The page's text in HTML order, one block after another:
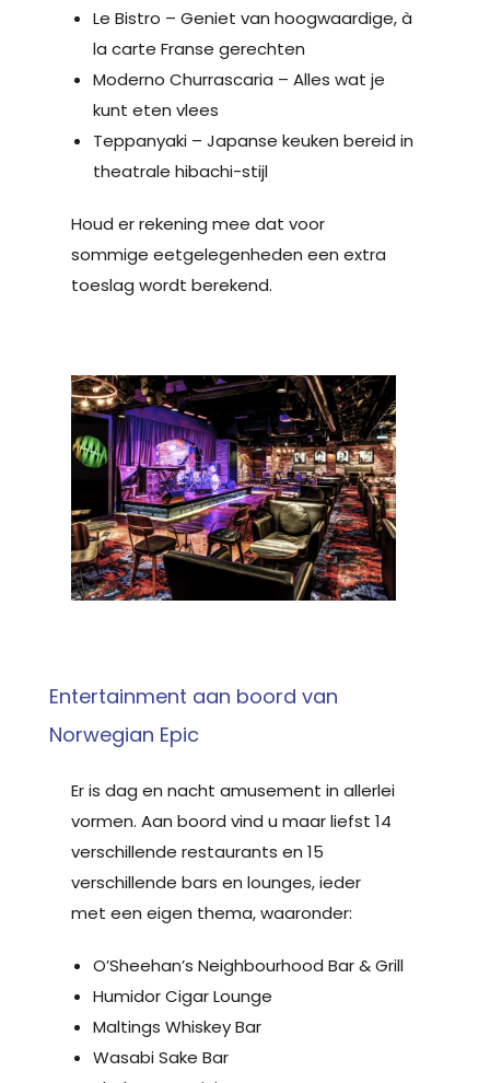
Le Bistro – Geniet van hoogwaardige, à
la carte Franse gerechten
Moderno Churrascaria – Alles wat je
kunt eten vlees
Teppanyaki – Japanse keuken bereid in
theatrale hibachi-stijl
Houd er rekening mee dat voor
sommige eetgelegenheden een extra
toeslag wordt berekend.
Entertainment aan boord van
Norwegian Epic
Er is dag en nacht amusement in allerlei
vormen. Aan boord vind u maar liefst 14
verschillende restaurants en 15
verschillende bars en lounges, ieder
met een eigen thema, waaronder:
O’Sheehan’s Neighbourhood Bar & Grill
Humidor Cigar Lounge
Maltings Whiskey Bar
Wasabi Sake Bar